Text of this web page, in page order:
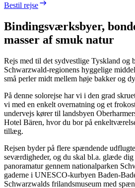
Bestil rejse
Bindingsværksbyer,
masser af smuk natur
Rejs med til det sydvestlige Tyskland og
Schwarzwald-regionens hyggelige
små perler midt mellem høje bakker og
På denne solorejse har vi i den grad
vi med en enkelt overnatning og et
undervejs kører til landsbyen
Hotel Bären, hvor du bor på
tillæg.
Rejsen byder på flere spændende
seværdigheder, og du skal bl.a. glæde dig
panoramatur gennem nationalparken
gaderne i UNESCO-kurbyen Baden-
Schwarzwalds frilandsmuseum med